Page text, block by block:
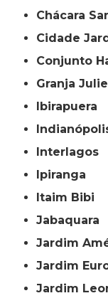
Chácara
Cidade
Conjunto
Granja
Ibirapuera
Interlagos
Ipiranga
Itaim Bibi
Jabaquara
Jardim
Jardim
Jardim